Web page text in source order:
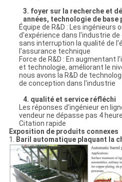
3. foyer sur la recherche et
années, technologie de base
Équipe de R&D : Les ingénieurs
d'expérience dans l'industrie
sans interruption la qualité de
l'assurance technique
Force de R&D : En
et technologie, améliorant le
nous avons la R&D de
de conception dans l'industrie
4. qualité et service réfléchi
Les réponses d'ingénieur en
vendeur ne dépasse pas 4
Citation rapide
Exposition de produits connexes
1. Baril automatique plaquant la